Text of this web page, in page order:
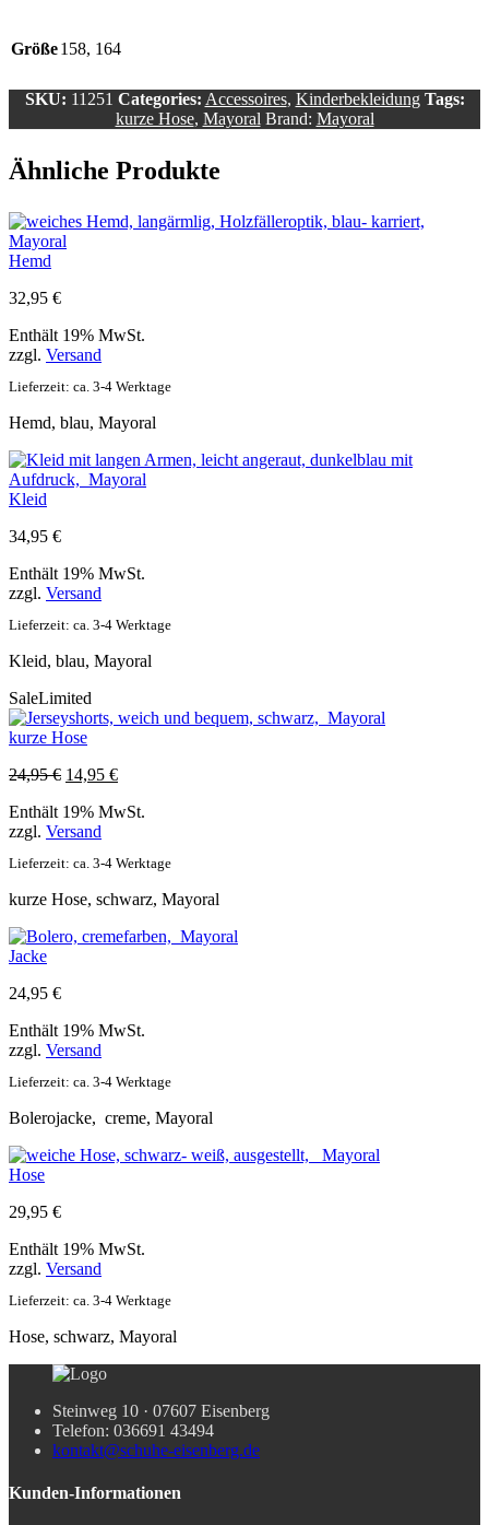
Größe158, 164
SKU: 11251 Categories: Accessoires, Kinderbekleidung Tags:
kurze Hose, Mayoral Brand: Mayoral
Ähnliche Produkte
Hemd
32,95 €
Enthält 19% MwSt.
zzgl. Versand
Lieferzeit: ca. 3-4 Werktage
Hemd, blau, Mayoral
Kleid
34,95 €
Enthält 19% MwSt.
zzgl. Versand
Lieferzeit: ca. 3-4 Werktage
Kleid, blau, Mayoral
SaleLimited
kurze Hose
24,95€ Ursprünglicher
war:
24,95 €
14,95 €Aktueller
ist:
Enthält 19% MwSt.
zzgl. Versand
Lieferzeit: ca. 3-4 Werktage
kurze Hose, schwarz, Mayoral
Jacke
24,95 €
Enthält 19% MwSt.
zzgl. Versand
Lieferzeit: ca. 3-4 Werktage
Bolerojacke, creme, Mayoral
Hose
29,95 €
Enthält 19% MwSt.
zzgl. Versand
Lieferzeit: ca. 3-4 Werktage
Hose, schwarz, Mayoral
Steinweg 10 · 07607 Eisenberg
Telefon: 036691 43494
kontakt@schuhe-eisenberg.de
Kunden-Informationen